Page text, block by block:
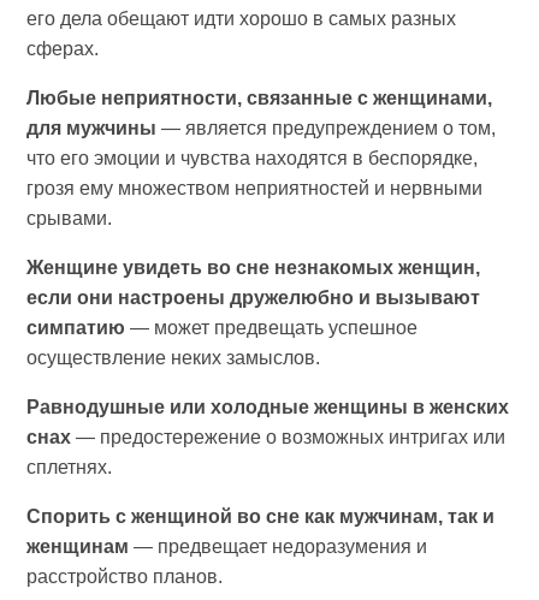
его дела обещают идти хорошо в самых разных
сферах.
Любые неприятности, связанные с женщинами,
для мужчины — является предупреждением о том,
что его эмоции и чувства находятся в беспорядке,
грозя ему множеством неприятностей и нервными
срывами.
Женщине увидеть во сне незнакомых женщин,
если они настроены дружелюбно и вызывают
симпатию — может предвещать успешное
осуществление неких замыслов.
Равнодушные или холодные женщины в женских
снах — предостережение о возможных интригах или
сплетнях.
Спорить с женщиной во сне как мужчинам, так и
женщинам — предвещает недоразумения и
расстройство планов.